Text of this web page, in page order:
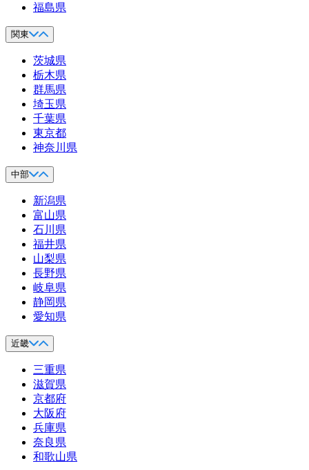
福島県
関東
茨城県
栃木県
群馬県
埼玉県
千葉県
東京都
神奈川県
中部
新潟県
富山県
石川県
福井県
山梨県
長野県
岐阜県
静岡県
愛知県
近畿
三重県
滋賀県
京都府
大阪府
兵庫県
奈良県
和歌山県